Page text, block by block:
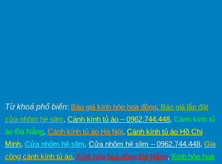
Từ khoá phổ biến: Báo giá kính hộp hoa đồng, Báo giá lắp đặt
cửa nhôm hệ slim, Cánh kính tủ áo – 0962.744.448, Cánh kính tủ
áo Đà Nẵng, Cánh kính tủ áo Hà Nội, Cánh kính tủ áo Hồ Chí
Minh, Cửa nhôm hệ slim, Cửa nhôm hệ slim – 0962.744.448, Gia
công cánh kính tủ áo, Kính hộp hoa đồng Đà Nẵng, Kính hộp hoa